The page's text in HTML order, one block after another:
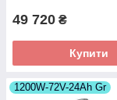
49 720 ₴
Купити
1200W-72V-24Ah Gr